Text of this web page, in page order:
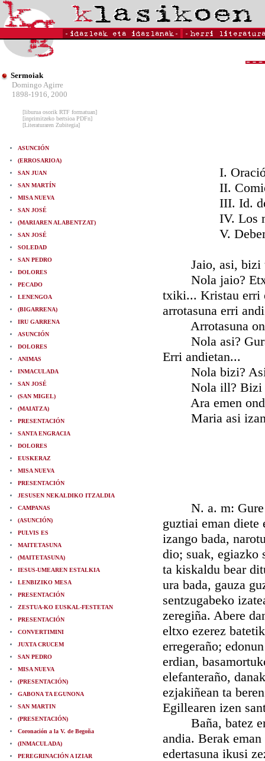
Sermoiak
Domingo Agirre
1898-1916, 2000
[liburua osorik RTF formatuan]
[inprimitzeko bertsioa PDFn]
[Literaturaren Zubitegia]
ASUNCIÓN
(ERROSARIOA)
SAN JUAN
SAN MARTÍN
MISA NUEVA
SAN JOSÉ
(MARIAREN ALABENTZAT)
SAN JOSÉ
SOLEDAD
SAN PEDRO
DOLORES
PECADO
LENENGOA
(BIGARRENA)
IRU GARRENA
ASUNCIÓN
DOLORES
ANIMAS
INMACULADA
SAN JOSÉ
(SAN MIGEL)
(MAIATZA)
PRESENTACIÓN
SANTA ENGRACIA
DOLORES
EUSKERAZ
MISA NUEVA
PRESENTACIÓN
JESUSEN NEKALDIKO ITZALDIA
CAMPANAS
(ASUNCIÓN)
PULVIS ES
MAITETASUNA
(MAITETASUNA)
IESUS-UMEAREN ESTALKIA
LENBIZIKO MESA
PRESENTACIÓN
ZESTUA-KO EUSKAL-FESTETAN
PRESENTACIÓN
CONVERTIMINI
JUXTA CRUCEM
SAN PEDRO
MISA NUEVA
(PRESENTACIÓN)
GABONA TA EGUNONA
SAN MARTIN
(PRESENTACIÓN)
Coronación a la V. de Begoña
(INMACULADA)
PEREGRINACIÓN A IZIAR
I. Oración
II. Comienzo
III. Id. de
IV. Los
V. Debemos
Jaio, asi, bizi
Nola jaio? Etxe
txiki... Kristau erri
arrotasuna erri
Arrotasuna ona
Nola asi?
Erri andietan...
Nola bizi? Asi
Nola ill? Bizi
Ara emen
Maria asi izan
N. a. m: Gure
guztiai eman
izango bada,
dio; suak, egiazko
ta kiskaldu bear
ura bada, gauza
sentzugabeko
zeregiña. Abere
eltxo ezerez
erregeraño;
erdian,
elefanteraño,
ezjakiñean ta
Egillearen izen
Baña, batez
andia. Berak
edertasuna ikusi